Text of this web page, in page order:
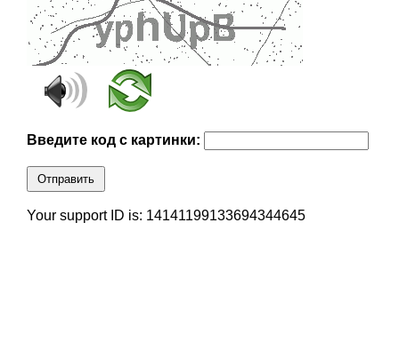
Введите код с картинки:
Отправить
Your support ID is: 14141199133694344645